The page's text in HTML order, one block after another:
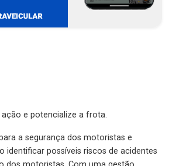
e potencialize a frota.
a segurança dos motoristas e
identificar possíveis riscos de acidentes